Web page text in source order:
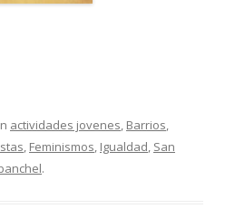
actividades jovenes, Barrios,
, Feminismos, Igualdad, San
.